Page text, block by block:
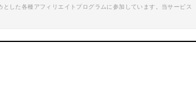
した各種アフィリエイトプログラムに参加しています。当サービス